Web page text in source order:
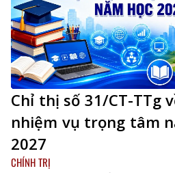
Chỉ thị số 31/CT-TTg
nhiệm vụ trọng tâm
2027
CHÍNH TRỊ